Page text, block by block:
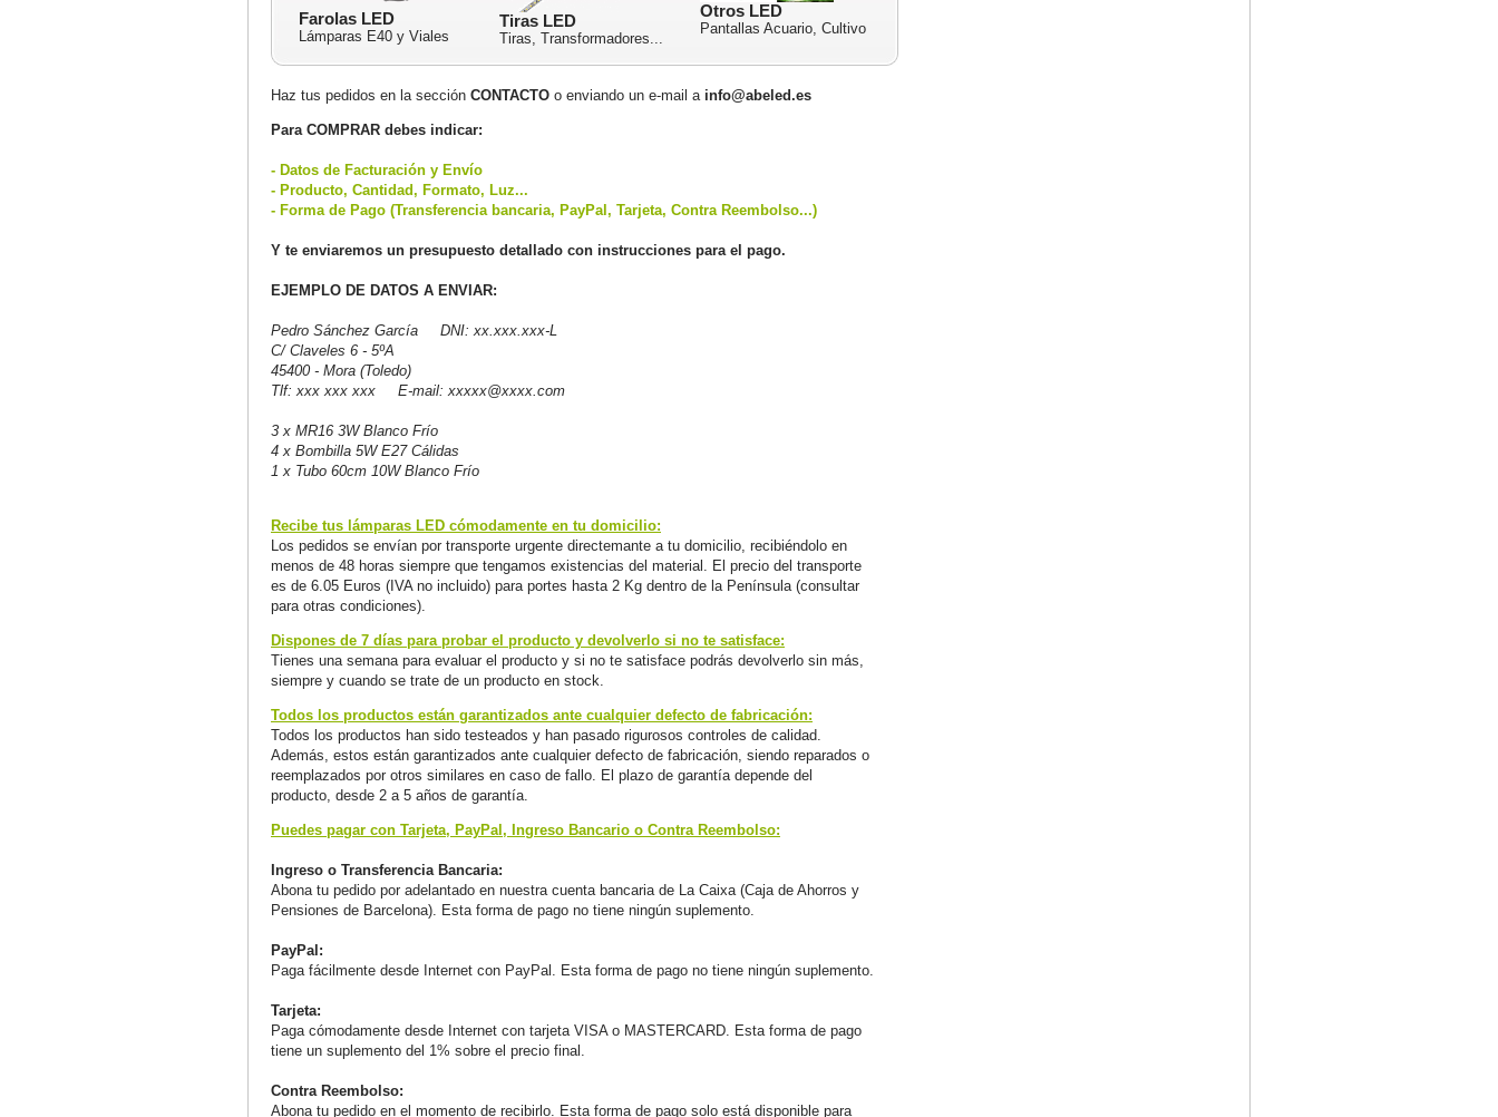
Farolas LED
Lámparas E40 y Viales
Tiras LED
Tiras, Transformadores...
Otros LED
Pantallas Acuario, Cultivo
Haz tus pedidos en la sección CONTACTO o enviando un e-mail a info@abeled.es
Para COMPRAR debes indicar:
- Datos de Facturación y Envío
- Producto, Cantidad, Formato, Luz...
- Forma de Pago (Transferencia bancaria, PayPal, Tarjeta, Contra Reembolso...)
Y te enviaremos un presupuesto detallado con instrucciones para el pago.
EJEMPLO DE DATOS A ENVIAR:
Pedro Sánchez García DNI: xx.xxx.xxx-L
C/ Claveles 6 - 5ºA
45400 - Mora (Toledo)
Tlf: xxx xxx xxx E-mail: xxxxx@xxxx.com
3 x MR16 3W Blanco Frío
4 x Bombilla 5W E27 Cálidas
1 x Tubo 60cm 10W Blanco Frío
Recibe tus lámparas LED cómodamente en tu domicilio:
Los pedidos se envían por transporte urgente directemante a tu domicilio, recibiéndolo en
menos de 48 horas siempre que tengamos existencias del material. El precio del transporte
es de 6.05 Euros (IVA no incluido) para portes hasta 2 Kg dentro de la Península (consultar
para otras condiciones).
Dispones de 7 días para probar el producto y devolverlo si no te satisface:
Tienes una semana para evaluar el producto y si no te satisface podrás devolverlo sin más,
siempre y cuando se trate de un producto en stock.
Todos los productos están garantizados ante cualquier defecto de fabricación:
Todos los productos han sido testeados y han pasado rigurosos controles de calidad.
Además, estos están garantizados ante cualquier defecto de fabricación, siendo reparados o
reemplazados por otros similares en caso de fallo. El plazo de garantía depende del
producto, desde 2 a 5 años de garantía.
Puedes pagar con Tarjeta, PayPal, Ingreso Bancario o Contra Reembolso:
Ingreso o Transferencia Bancaria:
Abona tu pedido por adelantado en nuestra cuenta bancaria de La Caixa (Caja de Ahorros y
Pensiones de Barcelona). Esta forma de pago no tiene ningún suplemento.
PayPal:
Paga fácilmente desde Internet con PayPal. Esta forma de pago no tiene ningún suplemento.
Tarjeta:
Paga cómodamente desde Internet con tarjeta VISA o MASTERCARD. Esta forma de pago
tiene un suplemento del 1% sobre el precio final.
Contra Reembolso:
Abona tu pedido en el momento de recibirlo. Esta forma de pago solo está disponible para